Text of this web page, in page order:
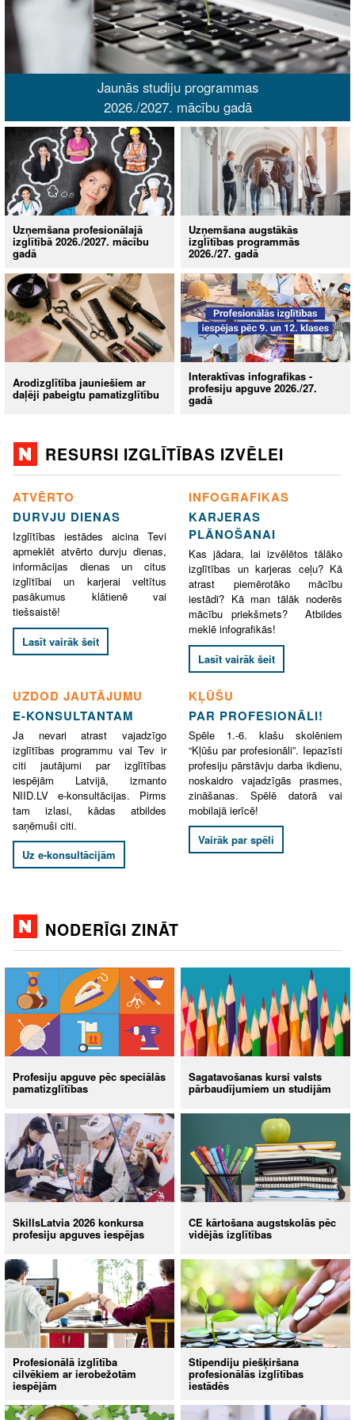
Jaunās studiju programmas
2026./2027. mācību gadā
Uzņemšana profesionālajā
izglītībā 2026./2027. mācību
gadā
Arodizglītība jauniešiem ar
daļēji pabeigtu pamatizglītību
Uzņemšana augstākās
izglītības programmās
2026./27. gadā
Interaktīvas infografikas -
profesiju apguve 2026./27.
gadā
RESURSI IZGLĪTĪBAS IZVĒLEI
ATVĒRTO
DURVJU DIENAS
Izglītības iestādes aicina Tevi
apmeklēt atvērto durvju dienas,
informācijas dienas un citus
izglītībai un karjerai veltītus
pasākumus klātienē vai
tiešsaistē!
Lasīt vairāk šeit
INFOGRAFIKAS
KARJERAS
PLĀNOŠANAI
Kas jādara, lai izvēlētos tālāko
izglītības un karjeras ceļu? Kā
atrast piemērotāko mācību
iestādi? Kā man tālāk noderēs
mācību priekšmets? Atbildes
meklē infografikās!
Lasīt vairāk šeit
UZDOD JAUTĀJUMU
E-KONSULTANTAM
Ja nevari atrast vajadzīgo
izglītības programmu vai Tev ir
citi jautājumi par izglītības
iespējām Latvijā, izmanto
NIID.LV e-konsultācijas. Pirms
tam izlasi, kādas atbildes
saņēmuši citi.
Uz e-konsultācijām
KĻŪŠU
PAR PROFESIONĀLI!
Spēle 1.-6. klašu skolēniem
“Kļūšu par profesionāli”. Iepazīsti
profesiju pārstāvju darba ikdienu,
noskaidro vajadzīgās prasmes,
zināšanas. Spēlē datorā vai
mobilajā ierīcē!
Vairāk par spēli
NODERĪGI ZINĀT
Profesiju apguve pēc speciālās
pamatizglītības
SkillsLatvia 2026 konkursa
profesiju apguves iespējas
Sagatavošanas kursi valsts
pārbaudījumiem un studijām
CE kārtošana augstskolās pēc
vidējās izglītības
Profesionālā izglītība
cilvēkiem ar ierobežotām
iespējām
Stipendiju piešķiršana
profesionālās izglītības
iestādēs